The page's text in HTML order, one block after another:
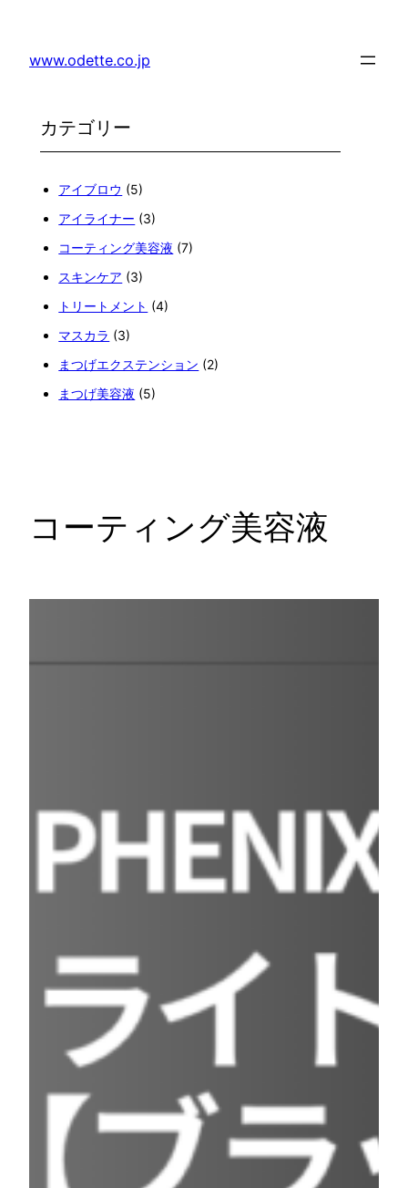
www.odette.co.jp
コーティング美容液
アイブロウ (5)
アイライナー (3)
コーティング美容液 (7)
スキンケア (3)
トリートメント (4)
マスカラ (3)
まつげエクステンション (2)
まつげ美容液 (5)